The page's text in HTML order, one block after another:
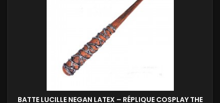
BATTE LUCILLE NEGAN LATEX – RÉPLIQUE COSPLAY THE